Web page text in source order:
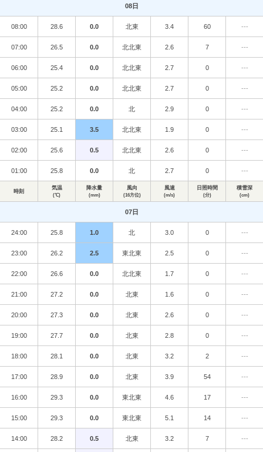
08日
08:00 28.6 0.0 北東 3.4 60 ---
07:00 26.5 0.0 北北東 2.6 7 ---
06:00 25.4 0.0 北北東 2.7 0 ---
05:00 25.2 0.0 北北東 2.7 0 ---
04:00 25.2 0.0 北 2.9 0 ---
03:00 25.1 3.5 北北東 1.9 0 ---
02:00 25.6 0.5 北北東 2.6 0 ---
01:00 25.8 0.0 北 2.7 0 ---
時刻
気温
(℃)
降水量
(mm)
風向
(16方位)
風速
(m/s)
日照時間
(分)
積雪深
(cm)
07日
24:00 25.8 1.0 北 3.0 0 ---
23:00 26.2 2.5 東北東 2.5 0 ---
22:00 26.6 0.0 北北東 1.7 0 ---
21:00 27.2 0.0 北東 1.6 0 ---
20:00 27.3 0.0 北東 2.6 0 ---
19:00 27.7 0.0 北東 2.8 0 ---
18:00 28.1 0.0 北東 3.2 2 ---
17:00 28.9 0.0 北東 3.9 54 ---
16:00 29.3 0.0 東北東 4.6 17 ---
15:00 29.3 0.0 東北東 5.1 14 ---
14:00 28.2 0.5 北東 3.2 7 ---